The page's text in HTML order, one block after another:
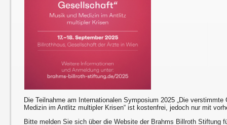
Die Teilnahme am Internationalen Symposium 2025 „Die
Medizin im Antlitz multipler Krisen“ ist kostenfrei, jedoch nur mit
Bitte melden Sie sich über die Website der Brahms Billroth Stiftung